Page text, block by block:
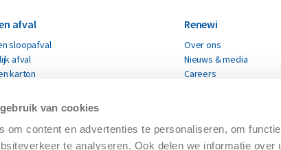
van cookies
om content en advertenties te personaliseren, om
te analyseren. Ook delen we informatie over
afval
sloopafval
afval
karton
afval
materialen
Renewi
Over ons
Nieuws & media
Careers